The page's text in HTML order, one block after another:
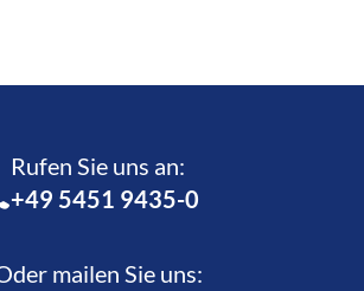
Rufen Sie uns an:­
+49 5451 9435-0
mailen Sie uns: